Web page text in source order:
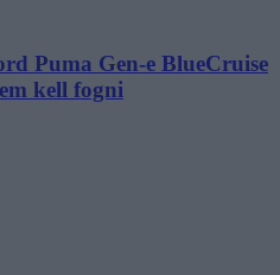
Puma Gen-e BlueCruise
kell fogni